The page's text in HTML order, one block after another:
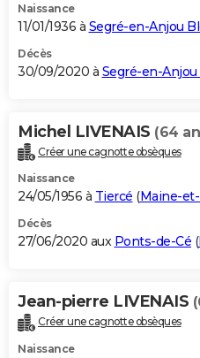
Naissance
11/01/1936 à Segré-en-Anjou
Décès
30/09/2020 à Segré-en-Anjou
Michel LIVENAIS (64
Créer une cagnotte obsèques
Naissance
24/05/1956 à Tiercé (Maine-
Décès
27/06/2020 aux Ponts-de-Cé (
Jean-pierre LIVENAIS
Créer une cagnotte obsèques
Naissance